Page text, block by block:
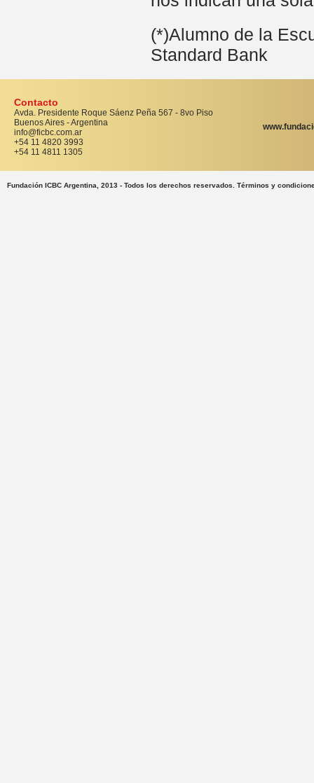
(*)Alumno de la
Standard Bank
Contacto
Avda. Presidente Roque Sáenz Peña 567 - 8vo Piso
Buenos Aires - Argentina
info@ficbc.com.ar
+54 11 4820 3993
+54 11 4811 1305
Fundación ICBC Argentina, 2013 - Todos los derechos reservados. Términos y